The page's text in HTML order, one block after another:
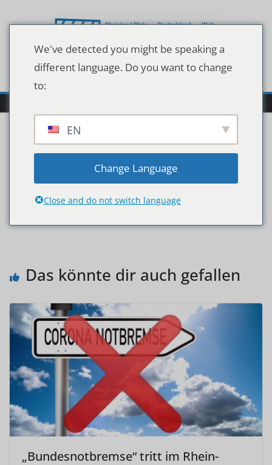
Inhalt
66489809
Das könnte dir auch gefallen
„Bundesnotbremse“ tritt im Rhein-
We've detected you might be speaking a
different language. Do you want to change
to:
EN
Change Language
Close and do not switch language